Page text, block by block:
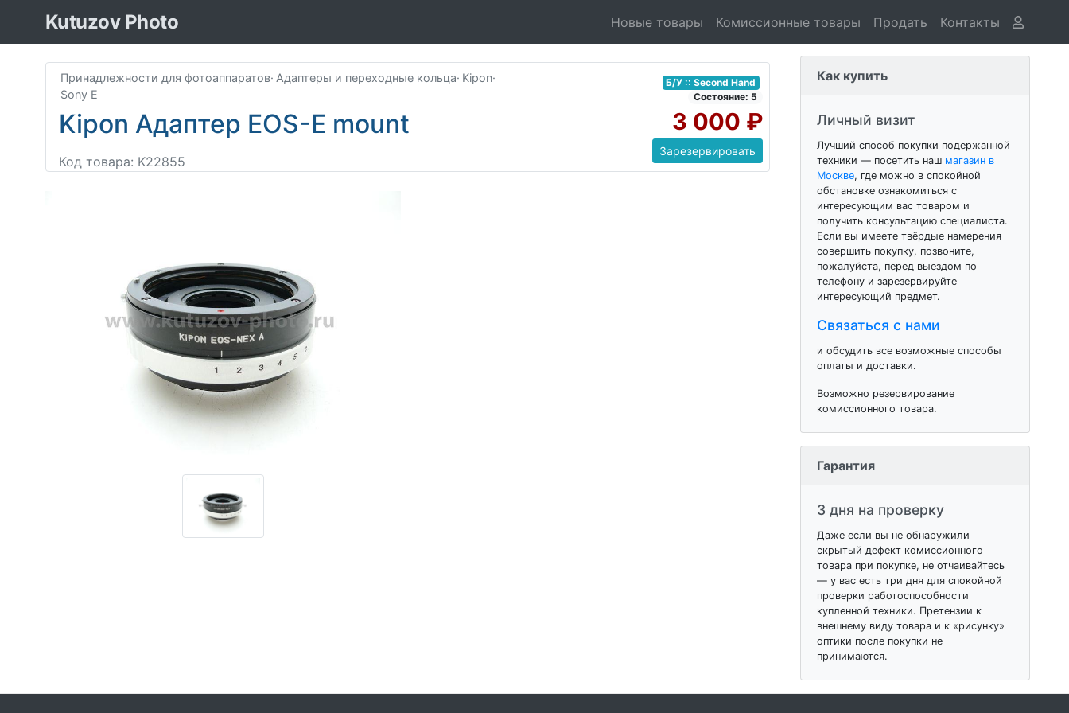
Kutuzov Photo Новые товары Комиссионные товары Продать Контакты
Принадлежности для фотоаппаратов· Адаптеры и переходные кольца· Kipon·
Sony E
Kipon Адаптер EOS-E mount
Код товара: K22855
Б/У :: Second Hand
Соcтояние: 5
3 000 ₽
Зарезервировать
Как купить
Личный визит
Лучший способ покупки подержанной
техники — посетить наш магазин в
Москве, где можно в спокойной
обстановке ознакомиться с
интересующим вас товаром и
получить консультацию специалиста.
Если вы имеете твёрдые намерения
совершить покупку, позвоните,
пожалуйста, перед выездом по
телефону и зарезервируйте
интересующий предмет.
Связаться с нами
и обсудить все возможные способы
оплаты и доставки.
Возможно резервирование
комиссионного товара.
Гарантия
3 дня на проверку
Даже если вы не обнаружили
скрытый дефект комиссионного
товара при покупке, не отчаивайтесь
— у вас есть три дня для спокойной
проверки работоспособности
купленной техники. Претензии к
внешнему виду товара и к «рисунку»
оптики после покупки не
принимаются.